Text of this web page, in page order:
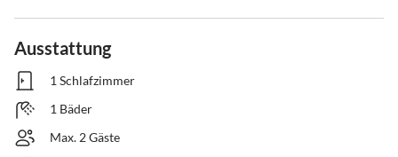
Ausstattung
1 Schlafzimmer
1 Bäder
Max. 2 Gäste